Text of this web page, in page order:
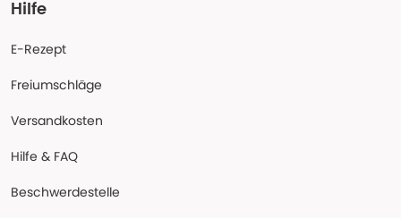
Hilfe
E-Rezept
Freiumschläge
Versandkosten
Hilfe & FAQ
Beschwerdestelle